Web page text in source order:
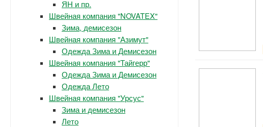
ЯН и пр.
Швейная компания "NOVATEX"
Зима, демисезон
Швейная компания "Азимут"
Одежда Зима и Демисезон
Швейная компания "Тайгерр"
Одежда Зима и Демисезон
Одежда Лето
Швейная компания "Урсус"
Зима и демисезон
Лето